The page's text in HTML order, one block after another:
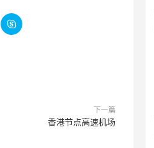

下一篇
香港节点高速机场